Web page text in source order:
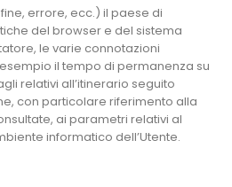
errore, ecc.) il paese di
del browser e del sistema
le varie connotazioni
il tempo di permanenza su
relativi all’itinerario seguito
con particolare riferimento alla
ai parametri relativi al
informatico dell’Utente.